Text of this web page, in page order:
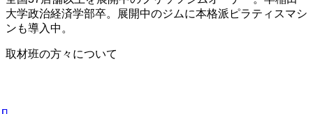
大学政治経済学部卒。展開中のジムに本格派ピラティスマシ
ンも導入中。
取材班の方々について